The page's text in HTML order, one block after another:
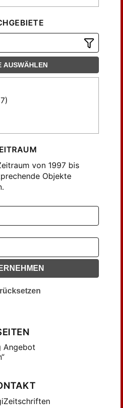
AUSWÄHLEN
von 1997 bis
Objekte
Angebot